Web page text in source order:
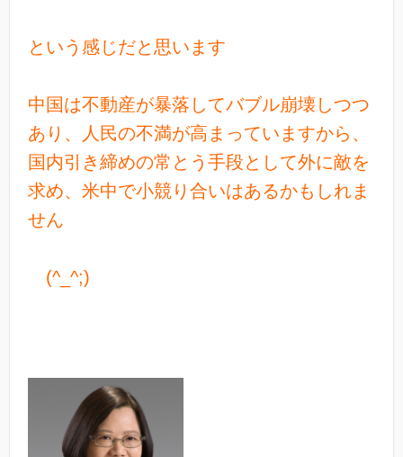
という感じだと思います
中国は不動産が暴落してバブル崩壊しつつ
あり、人民の不満が高まっていますから、
国内引き締めの常とう手段として外に敵を
求め、米中で小競り合いはあるかもしれま
せん
(^_^;)